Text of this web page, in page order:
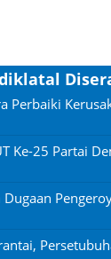
Perbaiki
Ke-25 Partai